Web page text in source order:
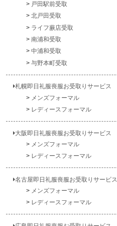
戸田駅前受取
北戸田受取
ライフ蕨店受取
南浦和受取
中浦和受取
与野本町受取
札幌即日礼服喪服お受取りサービス
メンズフォーマル
レディースフォーマル
大阪即日礼服喪服お受取りサービス
メンズフォーマル
レディースフォーマル
名古屋即日礼服喪服お受取りサービス
メンズフォーマル
レディースフォーマル